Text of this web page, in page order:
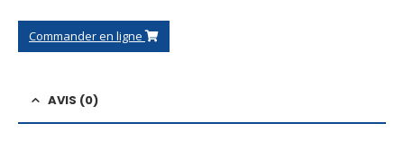
Commander en ligne
AVIS (0)